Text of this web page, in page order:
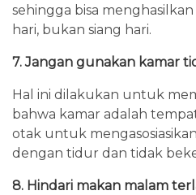
sehingga bisa
hari, bukan siang hari.
7. Jangan gunakan kamar
Hal ini dilakukan untuk
bahwa kamar adalah
otak untuk
dengan tidur dan tidak
8. Hindari makan malam